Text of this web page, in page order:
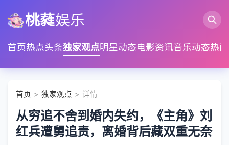
桃蕤娱乐
首页热点头条独家观点明星动态电影资讯音乐动态热
首页 > 独家观点 > 详情
从穷追不舍到婚内失约，《主角》刘
红兵遭舅追责，离婚背后藏双重无奈